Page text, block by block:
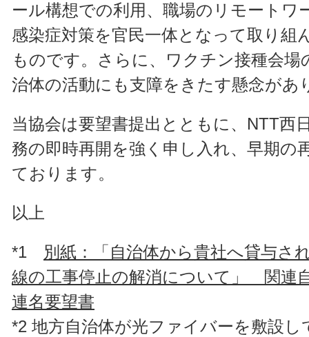
ール構想での利用、職場のリモートワ
感染症対策を官民一体となって取り組
ものです。さらに、ワクチン接種会場
治体の活動にも支障をきたす懸念があ
当協会は要望書提出とともに、NTT西
務の即時再開を強く申し入れ、早期の
ております。
以上
*1
別紙：「自治体から貴社へ貸与さ
線の工事停止の解消について」 関連
連名要望書
*2 地方自治体が光ファイバーを敷設し